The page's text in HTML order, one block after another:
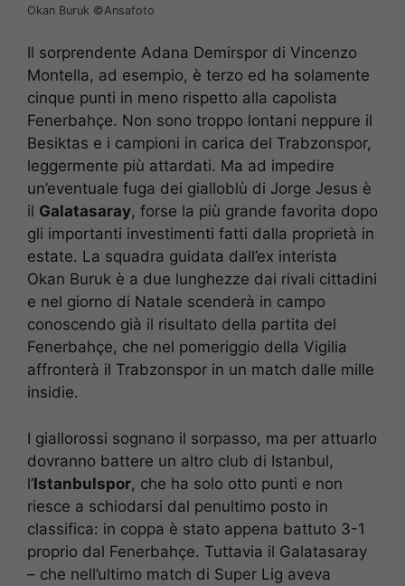
Okan Buruk ©️Ansafoto
Il sorprendente Adana Demirspor di Vincenzo
Montella, ad esempio, è terzo ed ha solamente
cinque punti in meno rispetto alla capolista
Fenerbahçe. Non sono troppo lontani neppure il
Besiktas e i campioni in carica del Trabzonspor,
leggermente più attardati. Ma ad impedire
un’eventuale fuga dei gialloblù di Jorge Jesus è
il Galatasaray, forse la più grande favorita dopo
gli importanti investimenti fatti dalla proprietà in
estate. La squadra guidata dall’ex interista
Okan Buruk è a due lunghezze dai rivali cittadini
e nel giorno di Natale scenderà in campo
conoscendo già il risultato della partita del
Fenerbahçe, che nel pomeriggio della Vigilia
affronterà il Trabzonspor in un match dalle mille
insidie.
I giallorossi sognano il sorpasso, ma per attuarlo
dovranno battere un altro club di Istanbul,
l’Istanbulspor, che ha solo otto punti e non
riesce a schiodarsi dal penultimo posto in
classifica: in coppa è stato appena battuto 3-1
proprio dal Fenerbahçe. Tuttavia il Galatasaray
– che nell’ultimo match di Super Lig aveva